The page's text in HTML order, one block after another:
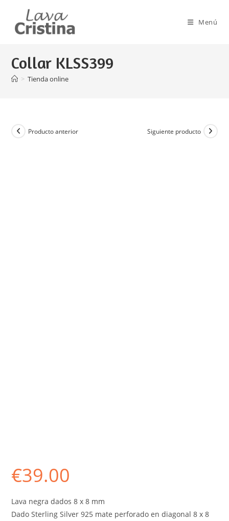
contenido
Menú
Collar KLSS399
> Tienda online
Producto anterior Siguiente producto
€39.00
Lava negra dados 8 x 8 mm
Dado Sterling Silver 925 mate perforado en diagonal 8 x 8